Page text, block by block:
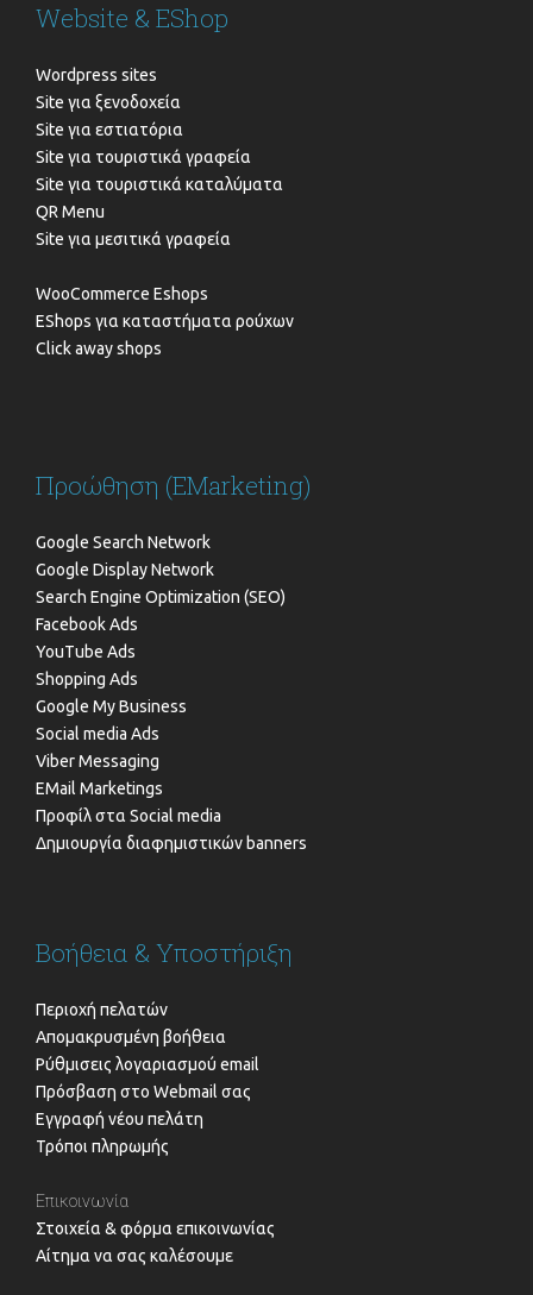
Website & EShop
Wordpress sites
Site για ξενοδοχεία
Site για εστιατόρια
Site για τουριστικά γραφεία
Site για τουριστικά καταλύματα
QR Menu
Site για μεσιτικά γραφεία
WooCommerce Eshops
EShops για καταστήματα ρούχων
Click away shops
Προώθηση (EMarketing)
Google Search Network
Google Display Network
Search Engine Optimization (SEO)
Facebook Ads
YouTube Ads
Shopping Ads
Google My Business
Social media Ads
Viber Messaging
EMail Marketings
Προφίλ στα Social media
Δημιουργία διαφημιστικών banners
Βοήθεια & Υποστήριξη
Περιοχή πελατών
Απομακρυσμένη βοήθεια
Ρύθμισεις λογαριασμού email
Πρόσβαση στο Webmail σας
Εγγραφή νέου πελάτη
Τρόποι πληρωμής
Επικοινωνία
Στοιχεία & φόρμα επικοινωνίας
Αίτημα να σας καλέσουμε